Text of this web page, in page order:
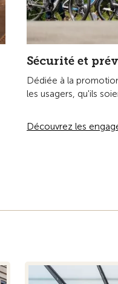
Sécurité et
Dédiée à la
les usagers, qu'ils
Découvrez les